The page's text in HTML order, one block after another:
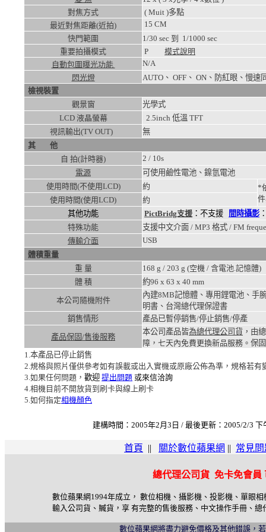
對焦方式
( Muit )多點
最近對焦距離(近拍)
15 CM
快門範圍
1/30 sec 到 1/1000 sec
重要拍攝模式
P
模式說明
自動包圍曝光功能
N/A
閃光燈
AUTO、 OFF、 ON、防紅眼、
檢視裝置
觀景窗
光學式
LCD 液晶螢幕
2.5inch 低溫 TFT
視訊輸出(TV OUT)
無
其 他
自 拍(計時器)
2 / 10s
電源
可使用鹼性電池、鎳氫電池
使用時間(不使用LCD)
約
*
使用時間(使用LCD)
約
其他功能
PictBridg支援 ：不支援 間時攝影
特殊功能
支援中文介面 / MP3 格式 / FM
傳輸介面
USB
體積重量
重 量
168 g / 203 g (空機 / 含電池.記憶體)
體 積
約96 x 63 x 40 mm
本公司隨機附件
內建8MB記憶體、專用鋰電池、手
明書、台灣總代理保證書
銷售情形
產品已暫停銷售/停止銷售/停產
產品保固/售後服務
本公司產品皆為總代理公司貨 ，由
障，七天內免費更換新品服務。 保
1.本產品已停止銷售
2.規格與照片僅供參考如有誤載或出入實機或原廠公佈為準，規格若有
3.如果任何問題， 歡迎 提出問題 或來信洽詢
4.相機目前不開放貨到刷卡與線上刷卡
5.如何指定相機顏色
建構時間：2005年2月3日 / 最後更新：2005/2/3
首頁 || 關於數位蘋果網 || 常見
總代理公司貨 免卡免會
數位蘋果網1994年成立， 數位相機、攝影機、投影機、單眼
輸入公司貨、贓貨，享 有完整的售後服務、中文操作手冊、
數位蘋果網將盡力避免價格及其他錯誤，